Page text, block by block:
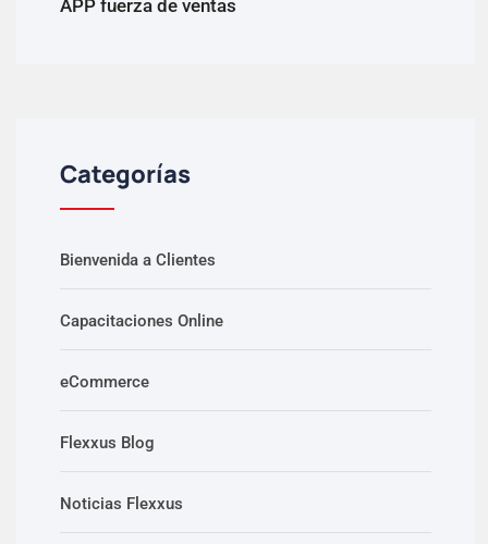
APP fuerza de ventas
Categorías
Bienvenida a Clientes
Capacitaciones Online
eCommerce
Flexxus Blog
Noticias Flexxus